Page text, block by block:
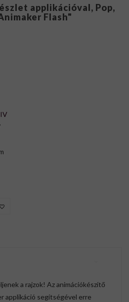
applikációval, Pop,
Flash"
a rajzok! Az animációkészítő
applikáció segítségével erre